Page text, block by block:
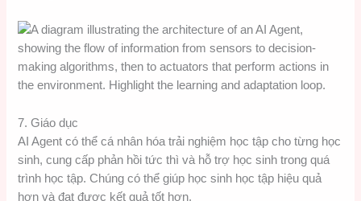
7. Giáo dục
AI Agent có thể cá nhân hóa trải nghiệm học tập cho từng học
sinh, cung cấp phản hồi tức thì và hỗ trợ học sinh trong quá
trình học tập. Chúng có thể giúp học sinh học tập hiệu quả
hơn và đạt được kết quả tốt hơn.